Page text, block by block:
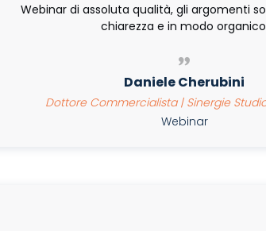
Webinar di assoluta qualità, gli argomenti
chiarezza e in modo
Daniele Cherubini
Dottore Commercialista | Sinergie
Webinar